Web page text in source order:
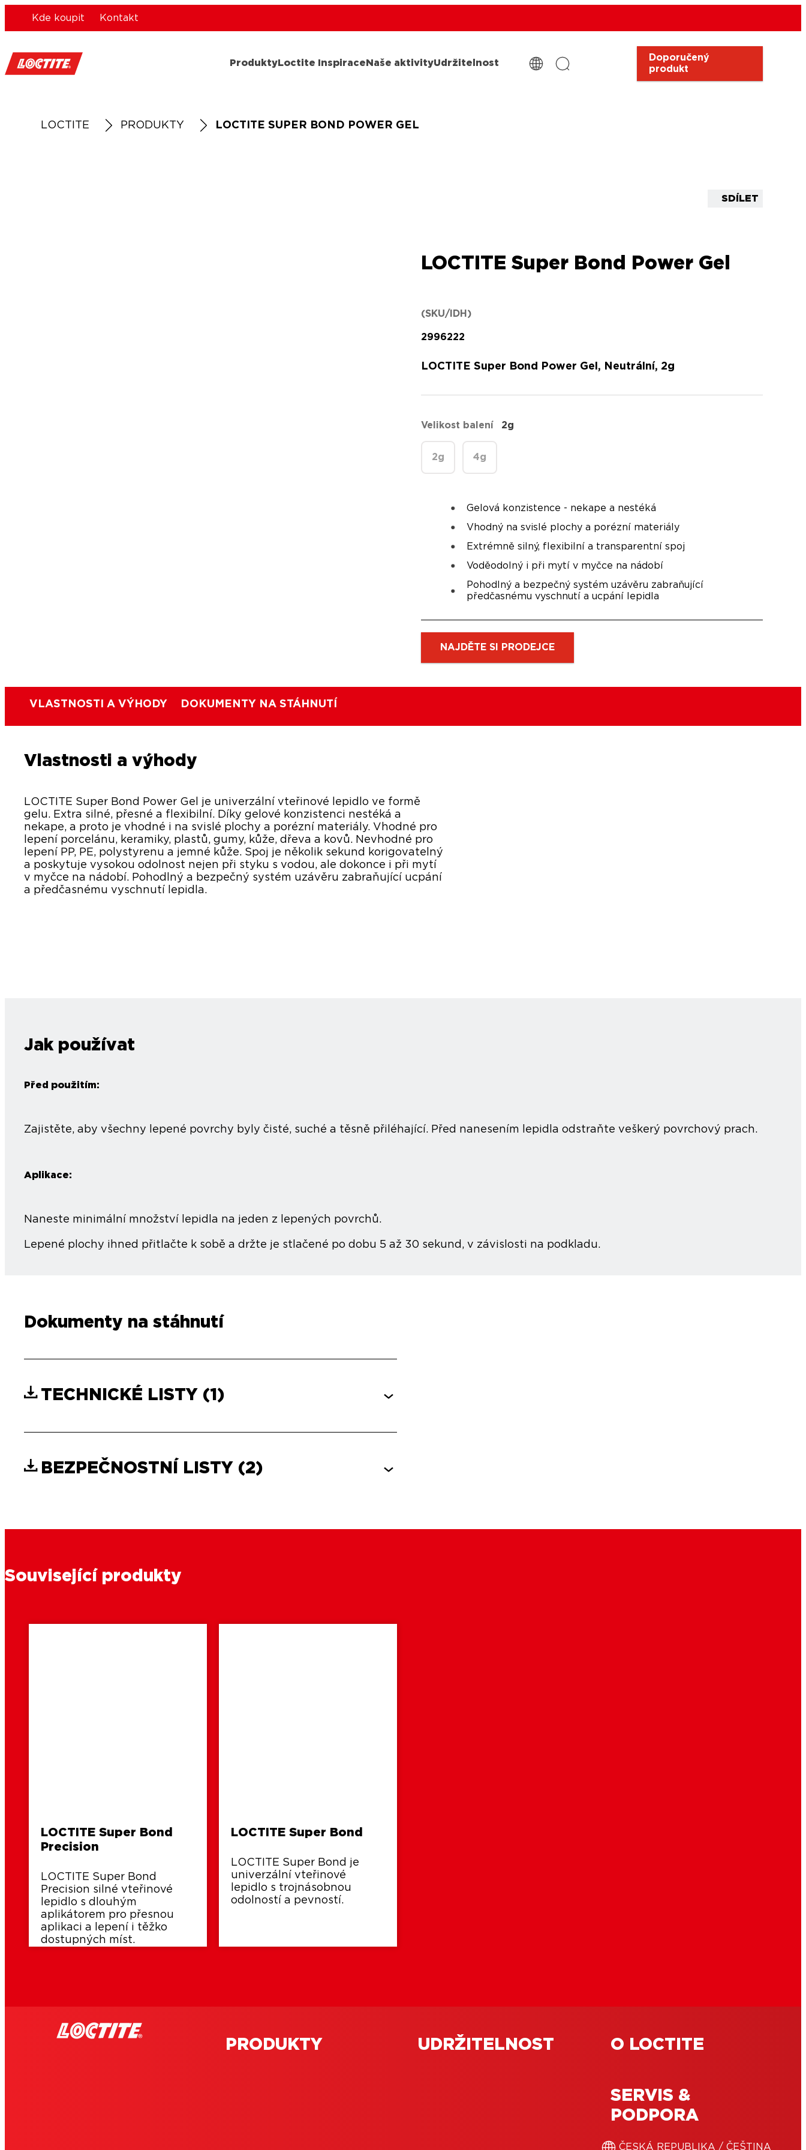
Kde koupit Kontakt
Produkty Loctite Inspirace Naše aktivityUdržitelnost
Doporučený
produkt
LOCTITE PRODUKTY LOCTITE SUPER BOND POWER GEL
SDÍLET
LOCTITE Super Bond Power Gel
(SKU/IDH)
2996222
LOCTITE Super Bond Power Gel, Neutrální, 2g
Velikost balení 2g
2g 4g
Gelová konzistence - nekape a nestéká
Vhodný na svislé plochy a porézní materiály
Extrémně silný, flexibilní a transparentní spoj
Voděodolný i při mytí v myčce na nádobí
Pohodlný a bezpečný systém uzávěru zabraňující
předčasnému vyschnutí a ucpání lepidla
NAJDĚTE SI PRODEJCE
VLASTNOSTI A VÝHODY DOKUMENTY NA STÁHNUTÍ
Vlastnosti a výhody
LOCTITE Super Bond Power Gel je univerzální vteřinové lepidlo ve formě
gelu. Extra silné, přesné a flexibilní. Díky gelové konzistenci nestéká a
nekape, a proto je vhodné i na svislé plochy a porézní materiály. Vhodné pro
lepení porcelánu, keramiky, plastů, gumy, kůže, dřeva a kovů. Nevhodné pro
lepení PP, PE, polystyrenu a jemné kůže. Spoj je několik sekund korigovatelný
a poskytuje vysokou odolnost nejen při styku s vodou, ale dokonce i při mytí
v myčce na nádobí. Pohodlný a bezpečný systém uzávěru zabraňující ucpání
a předčasnému vyschnutí lepidla.
Jak používat
Před použitím:
Zajistěte, aby všechny lepené povrchy byly čisté, suché a těsně přiléhající. Před nanesením lepidla odstraňte veškerý povrchový prach.
Aplikace:
Naneste minimální množství lepidla na jeden z lepených povrchů.
Lepené plochy ihned přitlačte k sobě a držte je stlačené po dobu 5 až 30 sekund, v závislosti na podkladu.
Dokumenty na stáhnutí
TECHNICKÉ LISTY (1)
BEZPEČNOSTNÍ LISTY (2)
Související produkty
LOCTITE Super Bond
Precision
LOCTITE Super Bond
Precision silné vteřinové
lepidlo s dlouhým
aplikátorem pro přesnou
aplikaci a lepení i těžko
dostupných míst.
LOCTITE Super Bond
LOCTITE Super Bond je
univerzální vteřinové
lepidlo s trojnásobnou
odolností a pevností.
PRODUKTY UDRŽITELNOST O LOCTITE
SERVIS &
PODPORA
ČESKÁ REPUBLIKA / ČEŠTINA